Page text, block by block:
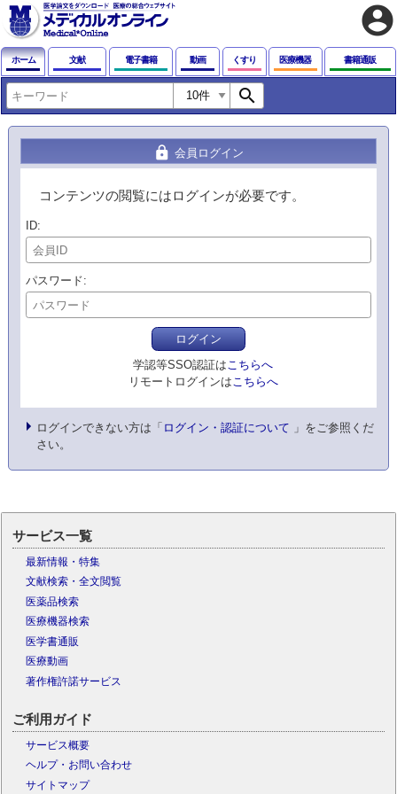
account_circle
ホーム 文献 電子書籍 動画 くすり 医療機器 書籍通販
search
lock 会員ログイン
コンテンツの閲覧にはログインが必要です。
ID
パスワード
ログイン
学認等SSO認証はこちらへ
リモートログインはこちらへ
ログインできない方は「 ログイン・認証について 」をご参照くだ
さい。
サービス一覧
最新情報・特集
文献検索・全文閲覧
医薬品検索
医療機器検索
医学書通販
医療動画
著作権許諾サービス
ご利用ガイド
サービス概要
ヘルプ・お問い合わせ
サイトマップ